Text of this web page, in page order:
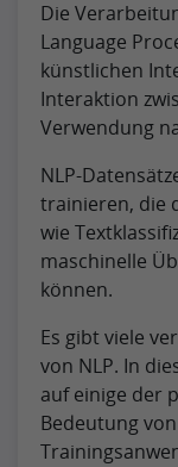
Die
Language
künstlichen
Interaktion
Verwendung
NLP-
trainieren, die
wie
maschinelle
können.
Es gibt viele
von NLP. In
auf einige der
Bedeutung